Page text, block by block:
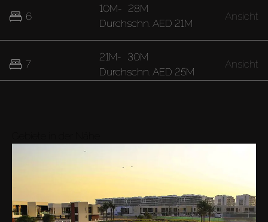
6
7
10M- 28M
Durchschn. AED 21M
Ansicht
21M- 30M
Durchschn. AED 25M
Ansicht